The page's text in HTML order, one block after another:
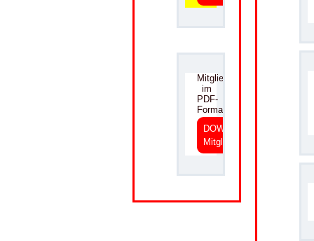
Mitgliedsantrag
im
PDF-
Format
DOWNLOAD
Mitgliedsantrag